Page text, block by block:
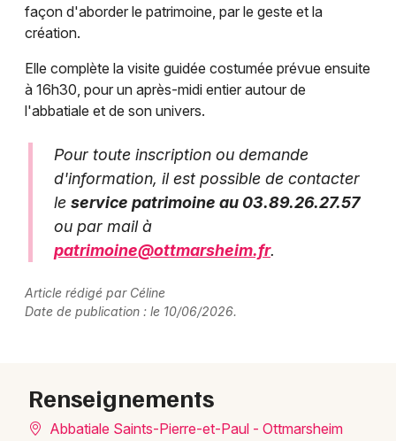
façon d'aborder le patrimoine, par le geste et la
création.
Elle complète la visite guidée costumée prévue ensuite
à 16h30, pour un après-midi entier autour de
l'abbatiale et de son univers.
Pour toute inscription ou demande
d'information, il est possible de contacter
le service patrimoine au 03.89.26.27.57
ou par mail à
patrimoine@ottmarsheim.fr.
Article rédigé par Céline
Date de publication : le 10/06/2026.
Renseignements
Abbatiale Saints-Pierre-et-Paul - Ottmarsheim